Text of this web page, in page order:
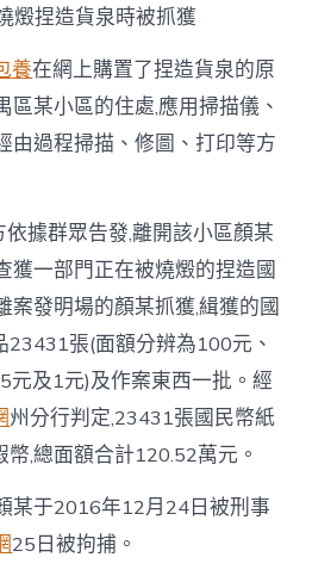
燬捏造貨泉時被抓獲
養在網上購置了捏造貨泉的原
區某小區的住處,應用掃描儀、
由過程掃描、修圖、打印等方
據群眾告發,離開該小區顏某
獲一部門正在被燒燬的捏造國
案發明場的顏某抓獲,緝獲的國
張(面額分辨為100元、
元及1元)及作案東西一批。經
州分行判定,23431張國民幣紙
,總面額合計120.52萬元。
某于2016年12月24日被刑事
25日被拘捕。